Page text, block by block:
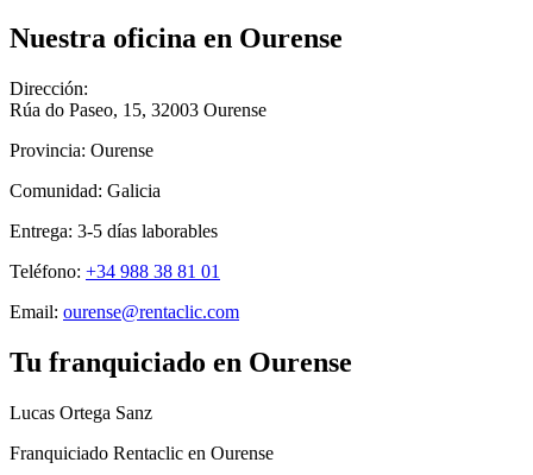
Nuestra oficina en Ourense
Dirección:
Rúa do Paseo, 15, 32003 Ourense
Provincia: Ourense
Comunidad: Galicia
Entrega: 3-5 días laborables
Teléfono: +34 988 38 81 01
Email: ourense@rentaclic.com
Tu franquiciado en Ourense
Lucas Ortega Sanz
Franquiciado Rentaclic en Ourense